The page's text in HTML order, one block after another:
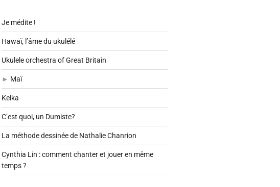
Je médite !
Hawaï, l’âme du ukulélé
Ukulele orchestra of Great Britain
Maï
Kelka
C’est quoi, un Dumiste?
La méthode dessinée de Nathalie Chanrion
Cynthia Lin : comment chanter et jouer en même
temps ?